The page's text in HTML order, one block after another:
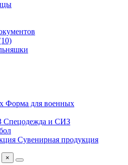
Форма для военных
Спецодежда и СИЗ
Сувенирная продукция
×